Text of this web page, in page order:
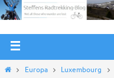
Europa Luxembourg